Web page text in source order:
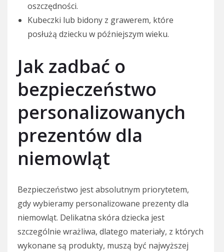
oszczędności.
Kubeczki lub bidony z grawerem, które
posłużą dziecku w późniejszym wieku.
Jak zadbać o
bezpieczeństwo
personalizowanych
prezentów dla
niemowląt
Bezpieczeństwo jest absolutnym priorytetem,
gdy wybieramy personalizowane prezenty dla
niemowląt. Delikatna skóra dziecka jest
szczególnie wrażliwa, dlatego materiały, z których
wykonane są produkty, muszą być najwyższej